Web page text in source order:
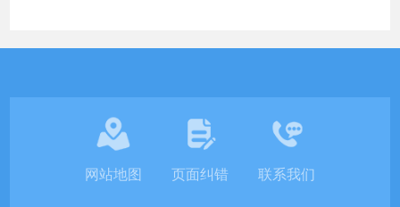
网站地图 页面纠错 联系我们